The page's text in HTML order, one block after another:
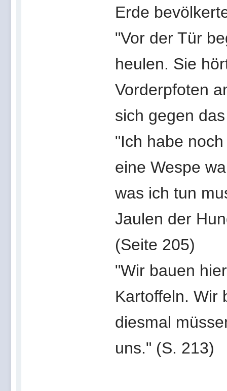
Erde
"Vor der Tür
heulen. Sie
Vorderpfoten
sich gegen
"Ich habe
eine Wespe
was ich tun
Jaulen der
(Seite 205)
"Wir bauen
Kartoffeln. Wir
diesmal
uns." (S. 213)